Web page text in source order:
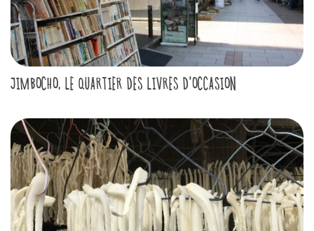
JIMBOCHO, LE QUARTIER DES LIVRES D'OCCASION